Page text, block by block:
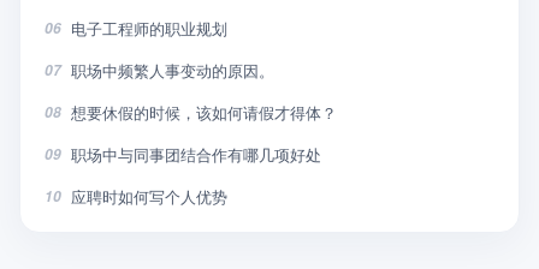
06 电子工程师的职业规划
07 职场中频繁人事变动的原因。
08 想要休假的时候，该如何请假才得体？
09 职场中与同事团结合作有哪几项好处
10 应聘时如何写个人优势